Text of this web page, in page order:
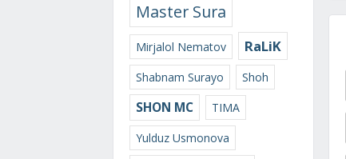
Master Sura
Mirjalol Nematov RaLiK
Shabnam Surayo Shoh
SHON MC
TIMA
Yulduz Usmonova